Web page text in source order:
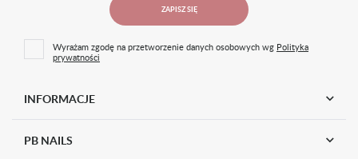
INFORMACJE
PB NAILS
ZAPISZ SIĘ
Wyrażam zgodę na przetworzenie danych osobowych wg Polityka
prywatności